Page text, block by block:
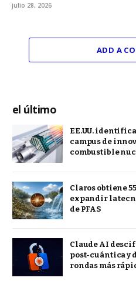
julio 28, 2026
ADD A
el último
EE.UU.
campus de
combustible
Claros obtiene
expandir la
de PFAS
Claude AI
post-cuántica y
rondas más